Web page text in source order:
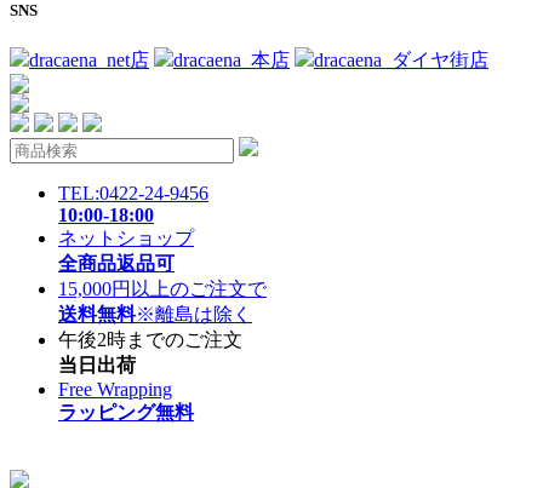
SNS
dracaena_net店 dracaena_本店 dracaena_ダイヤ街店
TEL:0422-24-9456
10:00-18:00
ネットショップ
全商品返品可
15,000円以上のご注文で
送料無料※離島は除く
午後2時までのご注文
当日出荷
Free Wrapping
ラッピング無料